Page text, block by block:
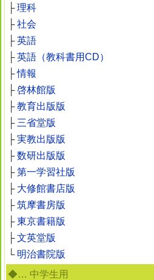
├理科
├社会
├英語
├英語（教科書用CD）
├情報
├啓林館版
├教育出版版
├ 三省堂版
├実教出版版
├数研出版版
├第一学習社版
├ 大修館書店版
├筑摩書房版
├東京書籍版
├文英堂版
└ 明治書院版
◆… 中学生用